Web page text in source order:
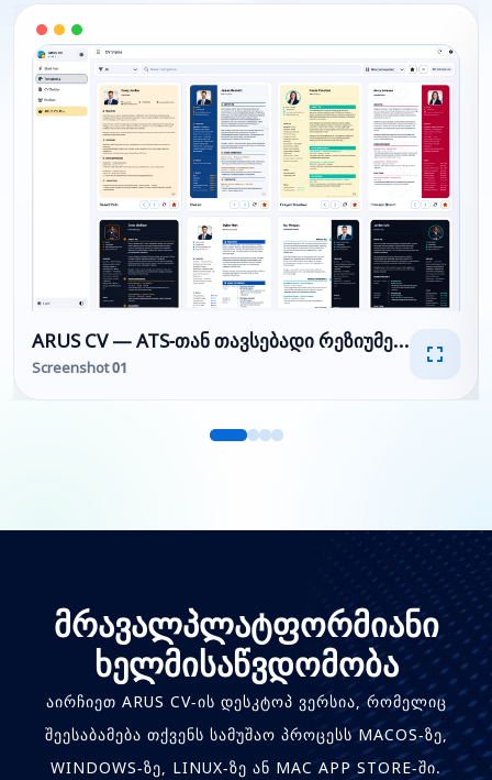
ARUS CV — ATS-თან თავსებადი რეზიუმეს
Screenshot 01
მრავალპლატფორმიანი
ხელმისაწვდომობა
ᲐᲘᲠᲩᲘᲔᲗ ARUS CV-ᲘᲡ ᲓᲔᲡᲙᲢᲝᲞ ᲕᲔᲠᲡᲘᲐ, ᲠᲝᲛᲔᲚᲘᲪ
ᲨᲔᲔᲡᲐᲑᲐᲛᲔᲑᲐ ᲗᲥᲕᲔᲜᲡ ᲡᲐᲛᲣᲨᲐᲝ ᲞᲠᲝᲪᲔᲡᲡ MACOS-ᲖᲔ,
WINDOWS-ᲖᲔ, LINUX-ᲖᲔ ᲐᲜ MAC APP STORE-ᲨᲘ.